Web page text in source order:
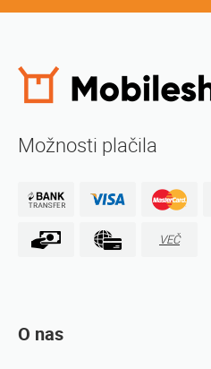
Možnosti plačila
VEČ
O nas